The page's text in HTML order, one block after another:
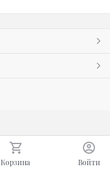
Корзина Войти